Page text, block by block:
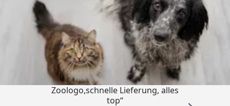
Trusted Shops
4,74/ 5
„Gute Erfahrung mit
Zoologo,schnelle Lieferung, alles
top“